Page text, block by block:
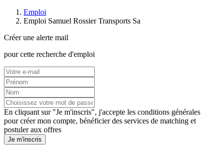
Emploi
Emploi Samuel Rossier Transports Sa
Créer une alerte mail
pour cette recherche d'emploi
En cliquant sur "Je m'inscris", j'accepte les conditions générales
pour créer mon compte, bénéficier des services de matching et
postuler aux offres
Je m'inscris